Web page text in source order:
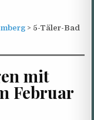
> 5-Täler-Bad
mit
Februar